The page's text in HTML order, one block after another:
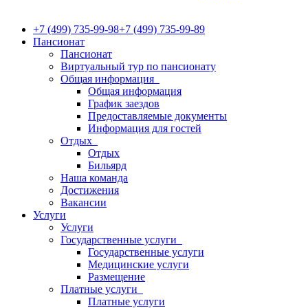
+7 (499) 735-99-98+7 (499) 735-99-89
Пансионат
Пансионат
Виртуальный тур по пансионату
Общая информация
Общая информация
График заездов
Предоставляемые документы
Информация для гостей
Отдых
Отдых
Бильярд
Наша команда
Достижения
Вакансии
Услуги
Услуги
Государственные услуги
Государственные услуги
Медицинские услуги
Размещение
Платные услуги
Платные услуги